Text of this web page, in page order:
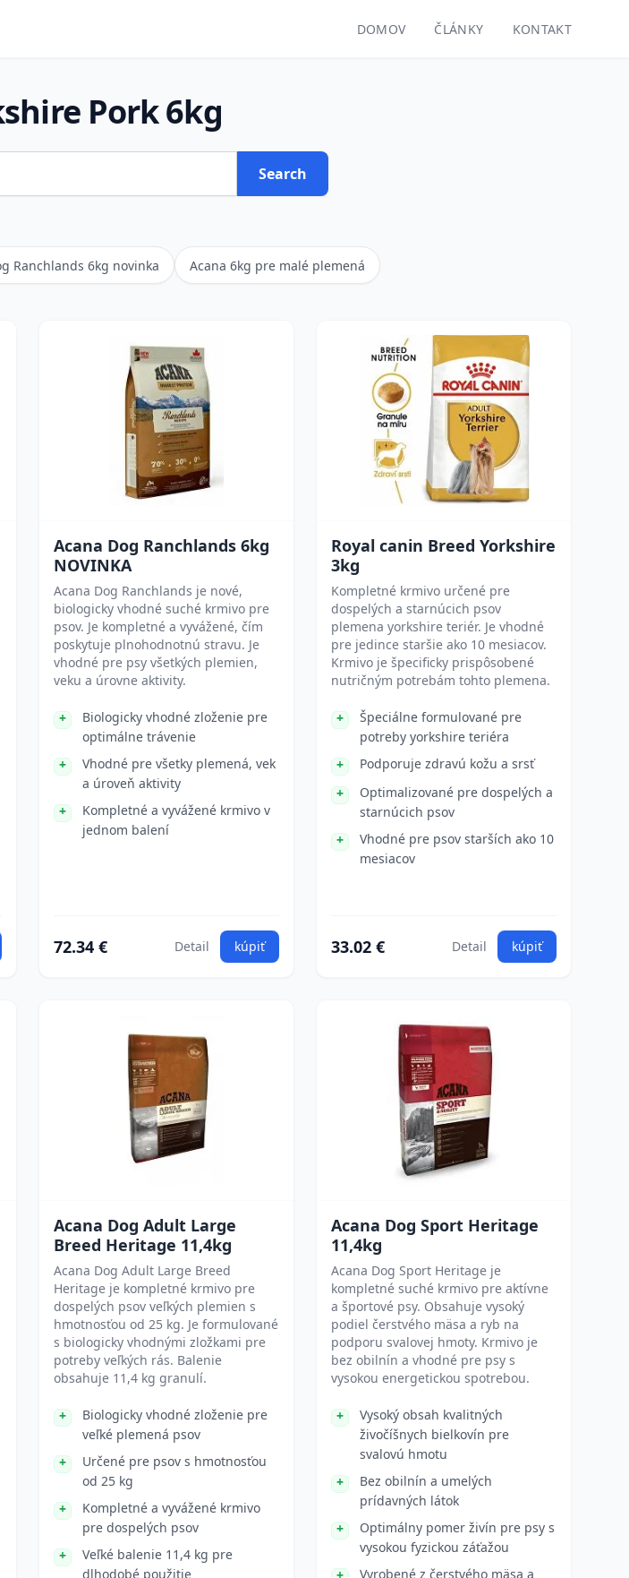
DOMOV ČLÁNKY KONTAKT
Pork 6kg
Search
Ranchlands 6kg novinka Acana 6kg pre malé plemená
Acana Dog Ranchlands 6kg
NOVINKA
Acana Dog Ranchlands je nové,
biologicky vhodné suché krmivo pre
psov. Je kompletné a vyvážené, čím
poskytuje plnohodnotnú stravu. Je
vhodné pre psy všetkých plemien,
veku a úrovne aktivity.
Biologicky vhodné zloženie pre
optimálne trávenie
Vhodné pre všetky plemená, vek
a úroveň aktivity
Kompletné a vyvážené krmivo v
jednom balení
72.34 € Detail kúpiť
Royal canin Breed Yorkshire
3kg
Kompletné krmivo určené pre
dospelých a starnúcich psov
plemena yorkshire teriér. Je vhodné
pre jedince staršie ako 10 mesiacov.
Krmivo je špecificky prispôsobené
nutričným potrebám tohto plemena.
Špeciálne formulované pre
potreby yorkshire teriéra
Podporuje zdravú kožu a srsť
Optimalizované pre dospelých a
starnúcich psov
Vhodné pre psov starších ako 10
mesiacov
33.02 € Detail kúpiť
Acana Dog Adult Large
Breed Heritage 11,4kg
Acana Dog Adult Large Breed
Heritage je kompletné krmivo pre
dospelých psov veľkých plemien s
hmotnosťou od 25 kg. Je formulované
s biologicky vhodnými zložkami pre
potreby veľkých rás. Balenie
obsahuje 11,4 kg granulí.
Biologicky vhodné zloženie pre
veľké plemená psov
Určené pre psov s hmotnosťou
od 25 kg
Kompletné a vyvážené krmivo
pre dospelých psov
Veľké balenie 11,4 kg pre
dlhodobé použitie
Acana Dog Sport Heritage
11,4kg
Acana Dog Sport Heritage je
kompletné suché krmivo pre aktívne
a športové psy. Obsahuje vysoký
podiel čerstvého mäsa a ryb na
podporu svalovej hmoty. Krmivo je
bez obilnín a vhodné pre psy s
vysokou energetickou spotrebou.
Vysoký obsah kvalitných
živočíšnych bielkovín pre
svalovú hmotu
Bez obilnín a umelých
prídavných látok
Optimálny pomer živín pre psy s
vysokou fyzickou záťažou
Vyrobené z čerstvého mäsa a